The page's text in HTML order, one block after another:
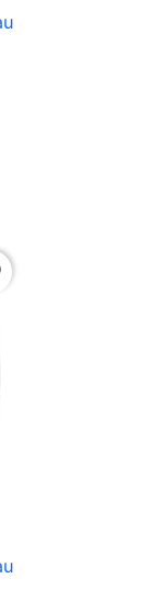
panier